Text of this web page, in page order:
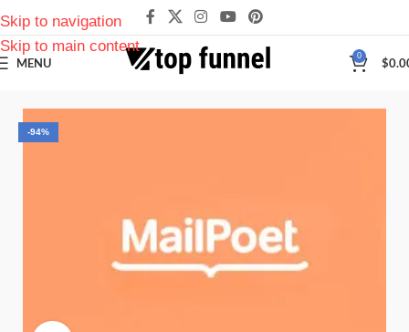
Skip to navigation
Skip to main content
MENU 0 $
-94%